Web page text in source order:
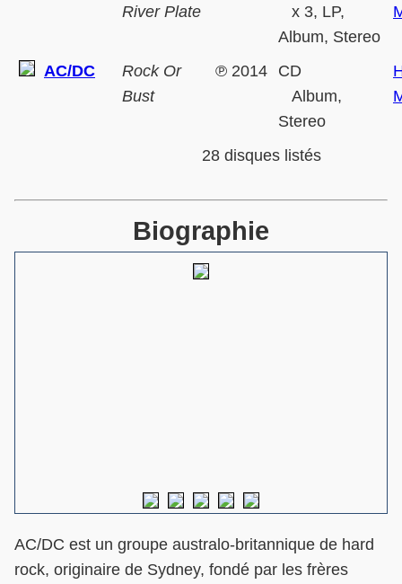
River Plate
x 3, LP,
Album, Stereo
AC/DC
Rock Or
Bust
℗ 2014
CD
Album,
Stereo
28 disques listés
Biographie
AC/DC est un groupe australo-britannique de hard
rock, originaire de Sydney, fondé par les frères